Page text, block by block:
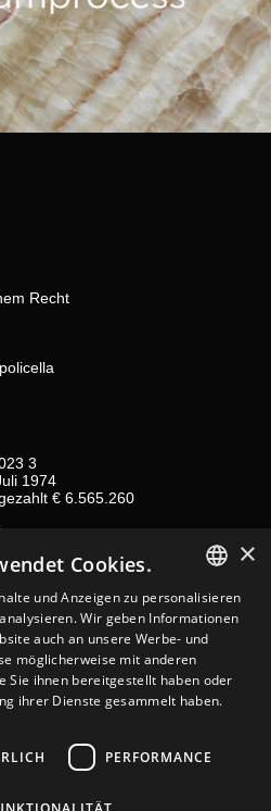
Recht
3
1974
€ 6.565.260
OF SALES
ITALIAN
ENGLISH
SPANISH
RUSSIAN
×
Cookies.
und Anzeigen zu personalisieren
Wir geben Informationen
auch an unsere Werbe- und
möglicherweise mit anderen
Sie ihnen bereitgestellt haben oder
ihrer Dienste gesammelt haben.
PERFORMANCE